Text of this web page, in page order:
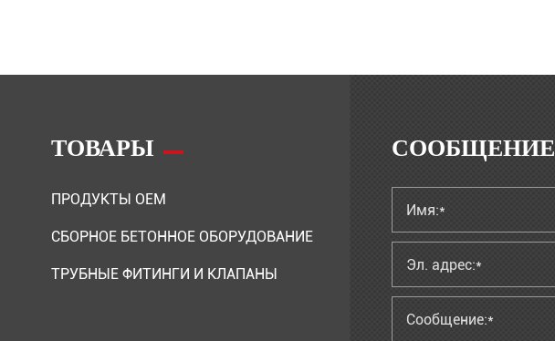
ТОВАРЫ
ПРОДУКТЫ OEM
СБОРНОЕ БЕТОННОЕ ОБОРУДОВАНИЕ
ТРУБНЫЕ ФИТИНГИ И КЛАПАНЫ
СООБЩЕНИЕ